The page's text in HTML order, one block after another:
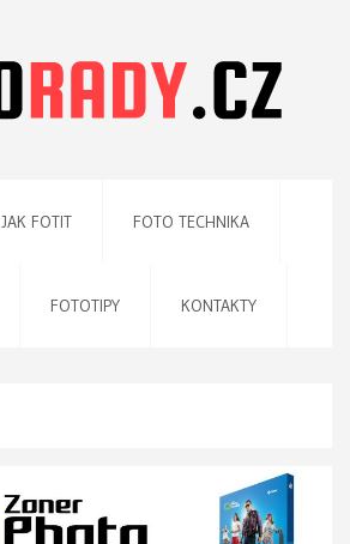
JAK FOTIT FOTO TECHNIKA
FOTOTIPY KONTAKTY